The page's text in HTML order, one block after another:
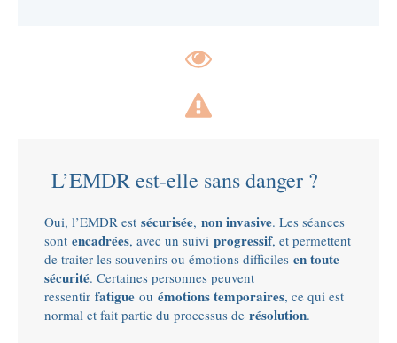
L’EMDR est-elle sans danger ?
Oui, l’EMDR est sécurisée, non invasive. Les séances
sont encadrées, avec un suivi progressif, et permettent
de traiter les souvenirs ou émotions difficiles en toute
sécurité. Certaines personnes peuvent
ressentir fatigue ou émotions temporaires, ce qui est
normal et fait partie du processus de résolution.